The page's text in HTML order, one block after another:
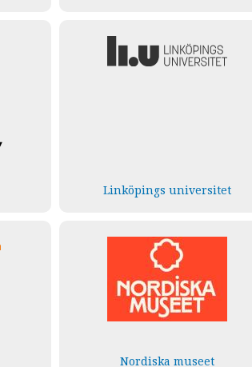
Linköpings universitet
Nordiska museet